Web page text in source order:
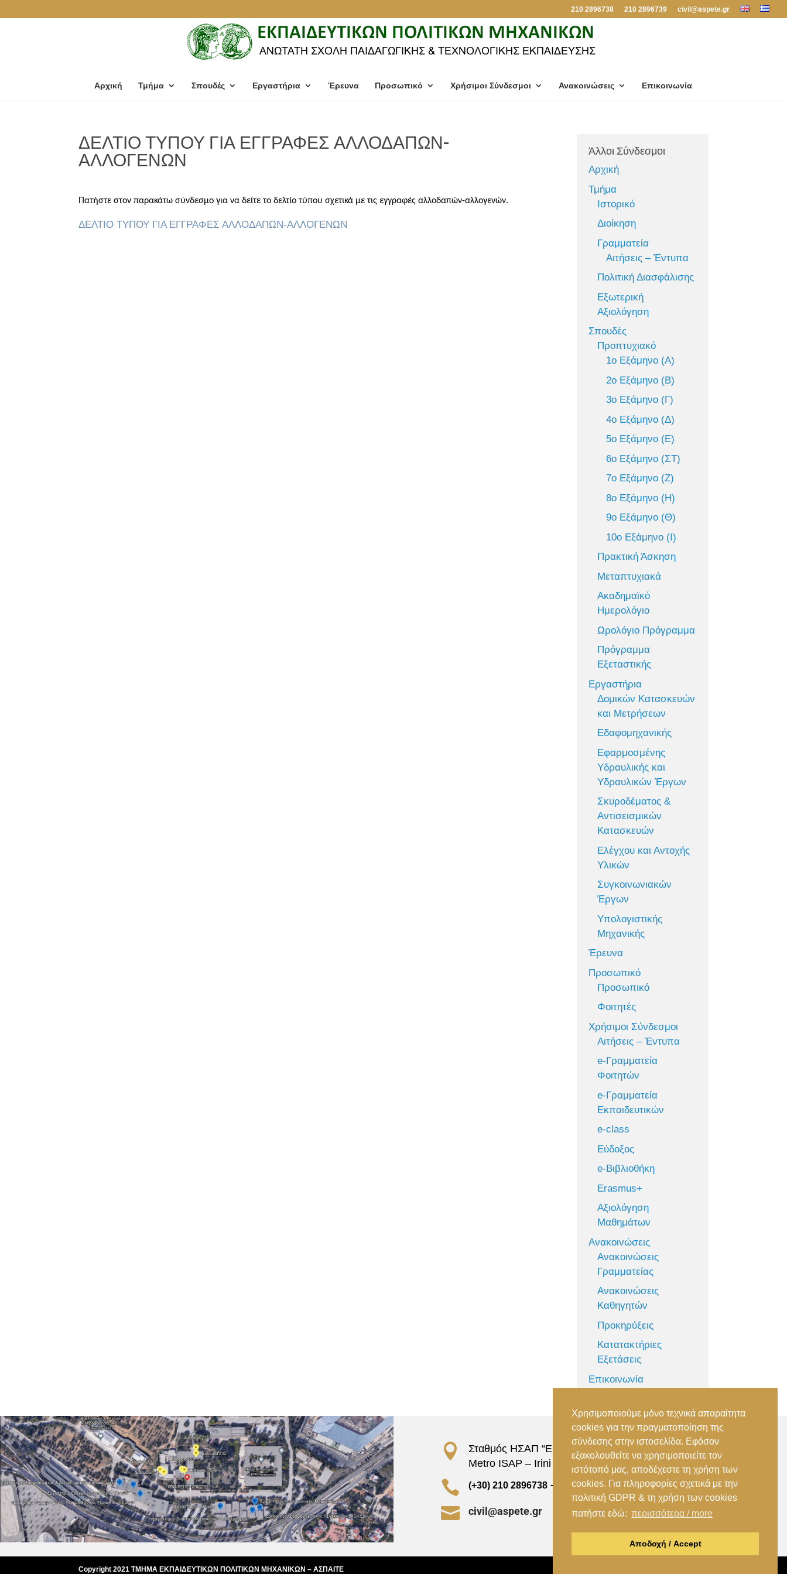
210 2896738 210 2896739 civil@aspete.gr
Αρχική Τμήμα Σπουδές Εργαστήρια Έρευνα Προσωπικό Χρήσιμοι Σύνδεσμοι Ανακοινώσεις Επικοινωνία
ΔΕΛΤΙΟ ΤΥΠΟΥ ΓΙΑ ΕΓΓΡΑΦΕΣ ΑΛΛΟΔΑΠΩΝ-
ΑΛΛΟΓΕΝΩΝ
Πατήστε στον παρακάτω σύνδεσμο για να δείτε το δελτίο τύπου σχετικά με τις εγγραφές αλλοδαπών-αλλογενών.
ΔΕΛΤΙΟ ΤΥΠΟΥ ΓΙΑ ΕΓΓΡΑΦΕΣ ΑΛΛΟΔΑΠΩΝ-ΑΛΛΟΓΕΝΩΝ
Άλλοι Σύνδεσμοι
Αρχική
Τμήμα
Ιστορικό
Διοίκηση
Γραμματεία
Αιτήσεις – Έντυπα
Πολιτική Διασφάλισης
Εξωτερική
Αξιολόγηση
Σπουδές
Προπτυχιακό
1ο Εξάμηνο (Α)
2ο Εξάμηνο (Β)
3ο Εξάμηνο (Γ)
4ο Εξάμηνο (Δ)
5ο Εξάμηνο (Ε)
6ο Εξάμηνο (ΣΤ)
7ο Εξάμηνο (Ζ)
8ο Εξάμηνο (Η)
9ο Εξάμηνο (Θ)
10ο Εξάμηνο (Ι)
Πρακτική Άσκηση
Μεταπτυχιακά
Ακαδημαϊκό
Ημερολόγιο
Ωρολόγιο Πρόγραμμα
Πρόγραμμα
Εξεταστικής
Εργαστήρια
Δομικών Κατασκευών
και Μετρήσεων
Εδαφομηχανικής
Εφαρμοσμένης
Υδραυλικής και
Υδραυλικών Έργων
Σκυροδέματος &
Αντισεισμικών
Κατασκευών
Ελέγχου και Αντοχής
Υλικών
Συγκοινωνιακών
Έργων
Υπολογιστικής
Μηχανικής
Έρευνα
Προσωπικό
Προσωπικό
Φοιτητές
Χρήσιμοι Σύνδεσμοι
Αιτήσεις – Έντυπα
e-Γραμματεία
Φοιτητών
e-Γραμματεία
Εκπαιδευτικών
e-class
Εύδοξος
e-Βιβλιοθήκη
Erasmus+
Αξιολόγηση
Μαθημάτων
Ανακοινώσεις
Ανακοινώσεις
Γραμματείας
Ανακοινώσεις
Καθηγητών
Προκηρύξεις
Κατατακτήριες
Εξετάσεις
Επικοινωνία

Σταθμός ΗΣΑΠ “Ειρήνη”, 151 22, Αμαρούσιο Αττικής –
Metro ISAP – Irini Station, 15122, Marousi Attica
 (+30) 210 2896738 – (+30) 210 2896739
 civil@aspete.gr
Copyright 2021 ΤΜΗΜΑ ΕΚΠΑΙΔΕΥΤΙΚΩΝ ΠΟΛΙΤΙΚΩΝ ΜΗΧΑΝΙΚΩΝ – ΑΣΠΑΙΤΕ
Χρησιμοποιούμε μόνο τεχνικά απαραίτητα
cookies για την πραγματοποίηση της
σύνδεσης στην ιστοσελίδα. Εφόσον
εξακολουθείτε να χρησιμοποιείτε τον
ιστότοπό μας, αποδέχεστε τη χρήση των
cookies. Για πληροφορίες σχετικά με την
πολιτική GDPR & τη χρήση των cookies
πατήστε εδώ: περισσότερα / more
Αποδοχή / Accept